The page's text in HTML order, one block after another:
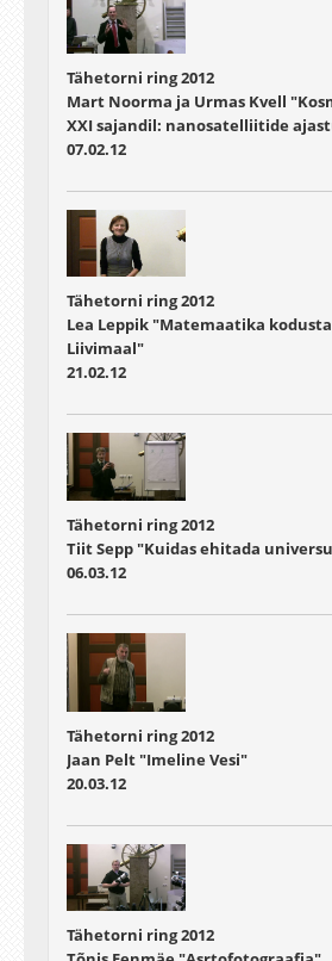
Tähetorni ring 2012
Mart Noorma ja Urmas Kvell
XXI sajandil: nanosatelliitide
07.02.12
Tähetorni ring 2012
Lea Leppik "Matemaatika
Liivimaal"
21.02.12
Tähetorni ring 2012
Tiit Sepp "Kuidas ehitada
06.03.12
Tähetorni ring 2012
Jaan Pelt "Imeline Vesi"
20.03.12
Tähetorni ring 2012